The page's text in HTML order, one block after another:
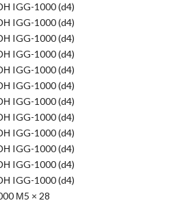
IGG-1000 (d4)
IGG-1000 (d4)
IGG-1000 (d4)
IGG-1000 (d4)
IGG-1000 (d4)
IGG-1000 (d4)
IGG-1000 (d4)
IGG-1000 (d4)
IGG-1000 (d4)
IGG-1000 (d4)
IGG-1000 (d4)
IGG-1000 (d4)
М5 × 28